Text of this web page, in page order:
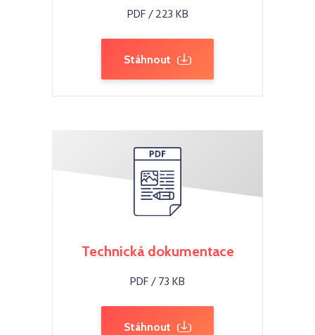
PDF / 223 KB
Stáhnout
Technická dokumentace
PDF / 73 KB
Stáhnout